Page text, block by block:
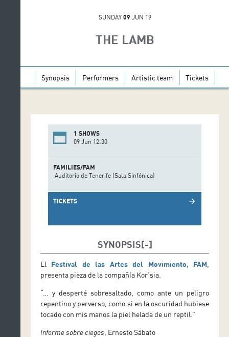
SUNDAY 09 JUN 19
THE LAMB
Synopsis Performers Artistic team Tickets
1 SHOWS
09 Jun 12:30
FAMILIES/FAM
Auditorio de Tenerife (Sala Sinfónica)
TICKETS arrow_forward
SYNOPSIS
El Festival de las Artes del Movimiento, FAM
presenta pieza de la compañía Kor’sia.
“… y desperté sobresaltado, como ante un peligro
repentino y perverso, como si en la oscuridad hubiese
tocado con mis manos la piel helada de un reptil.”
Informe sobre ciegos , Ernesto Sábato